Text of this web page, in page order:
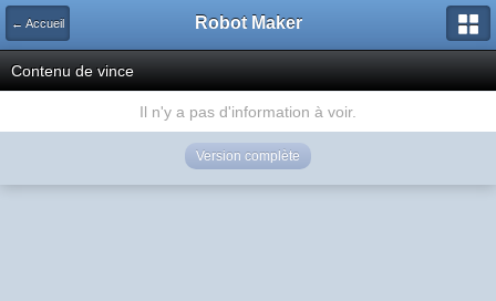
← Accueil Robot Maker
Contenu de vince
Il n'y a pas d'information à voir.
Version complète